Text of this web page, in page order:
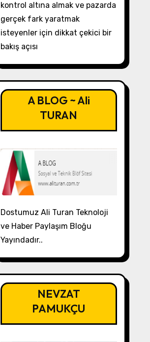
kontrol altına almak ve pazarda
gerçek fark yaratmak
isteyenler için dikkat çekici bir
bakış açısı
A BLOG ~ Ali
TURAN
Dostumuz Ali Turan Teknoloji
ve Haber Paylaşım Bloğu
Yayındadır..
NEVZAT
PAMUKÇU